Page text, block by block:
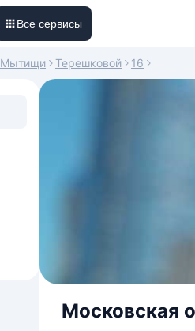
Все сервисы
Мытищи Терешковой 16
Московская